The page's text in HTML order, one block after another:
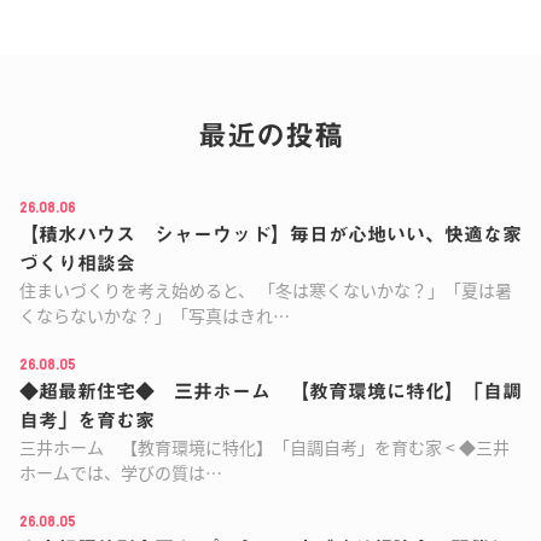
最近の投稿
26.08.06
【積水ハウス シャーウッド】毎日が心地いい、快適な家
づくり相談会
住まいづくりを考え始めると、 「冬は寒くないかな？」「夏は暑
くならないかな？」「写真はきれ…
26.08.05
◆超最新住宅◆ 三井ホーム 【教育環境に特化】「自調
自考」を育む家
三井ホーム 【教育環境に特化】「自調自考」を育む家 < ◆三井
ホームでは、学びの質は…
26.08.05